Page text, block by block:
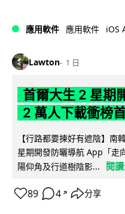
應用軟件 應用軟件 iOS
Lawton 1 日
首爾大生 2 星期
2 萬人下載衝榜
【行路都要揀好有遮陰】
星期開發防曬導航 App「走
陽仰角及行道樹陰影...
閱
89 4 ↗ 分享